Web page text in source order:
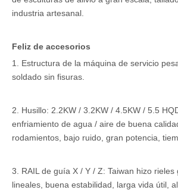
industria artesanal.
Feliz de accesorios
1. Estructura de la máquina de servicio
soldado sin fisuras.
2. Husillo: 2.2KW / 3.2KW / 4.5KW / 5.5
enfriamiento de agua / aire de buena
rodamientos, bajo ruido, gran potencia,
3. RAIL de guía X / Y / Z: Taiwan hizo
lineales, buena estabilidad, larga vida útil,